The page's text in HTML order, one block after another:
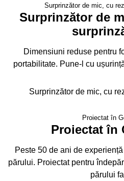
Surprinzător de mic, cu
Surprinzător de
Dimensiuni reduse pentru
portabilitate. Pune-l cu
Surprinzător de mic, cu
Proiectat în
Proiectat în
Peste 50 de ani de
părului. Proiectat pentru
părului